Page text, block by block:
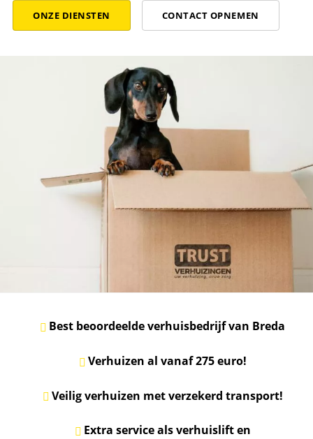
ONZE DIENSTEN CONTACT OPNEMEN
Best beoordeelde verhuisbedrijf van Breda
Verhuizen al vanaf 275 euro!
Veilig verhuizen met verzekerd transport!
Extra service als verhuislift en